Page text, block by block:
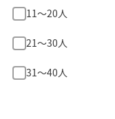
11〜20人
21〜30人
31〜40人